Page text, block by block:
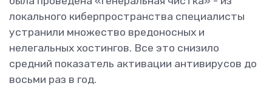
локального киберпространства специалисты
устранили множество вредоносных и
нелегальных хостингов. Все это снизило
средний показатель активации антивирусов до
восьми раз в год.